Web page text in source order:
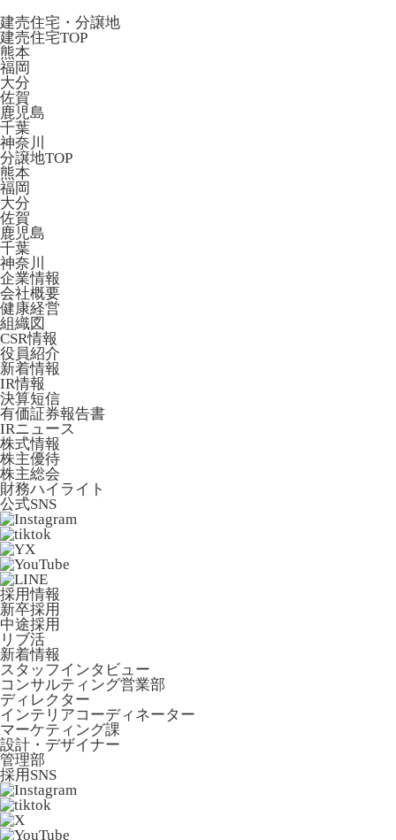
建売住宅・分譲地
建売住宅TOP
熊本
福岡
大分
佐賀
鹿児島
千葉
神奈川
分譲地TOP
熊本
福岡
大分
佐賀
鹿児島
千葉
神奈川
企業情報
会社概要
健康経営
組織図
CSR情報
役員紹介
新着情報
IR情報
決算短信
有価証券報告書
IRニュース
株式情報
株主優待
株主総会
財務ハイライト
公式SNS
採用情報
新卒採用
中途採用
リブ活
新着情報
スタッフインタビュー
コンサルティング営業部
ディレクター
インテリアコーディネーター
マーケティング課
設計・デザイナー
管理部
採用SNS